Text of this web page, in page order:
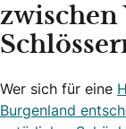
zwischen
Wer sich für eine
Burgenland